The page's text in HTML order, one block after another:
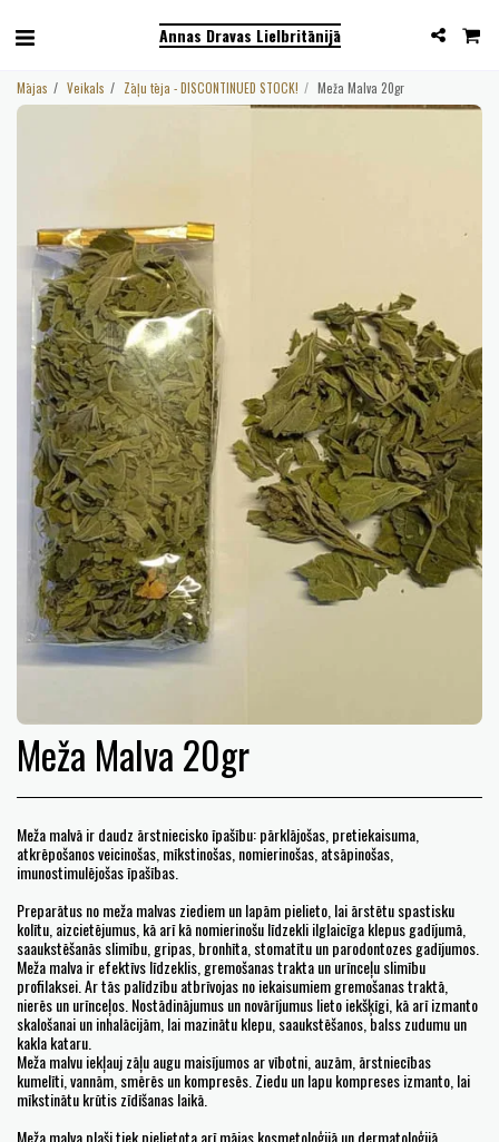
Annas Dravas Lielbritānijā
Mājas Veikals Zāļu tēja - DISCONTINUED STOCK! Meža Malva 20gr
Meža Malva 20gr
Meža malvā ir daudz ārstniecisko īpašību: pārklājošas, pretiekaisuma,
atkrēpošanos veicinošas, mīkstinošas, nomierinošas, atsāpinošas,
imunostimulējošas īpašības.
Preparātus no meža malvas ziediem un lapām pielieto, lai ārstētu spastisku
kolītu, aizcietējumus, kā arī kā nomierinošu līdzekli ilglaicīga klepus gadījumā,
saaukstēšanās slimību, gripas, bronhīta, stomatītu un parodontozes gadījumos.
Meža malva ir efektīvs līdzeklis, gremošanas trakta un urīnceļu slimību
profilaksei. Ar tās palīdzību atbrīvojas no iekaisumiem gremošanas traktā,
nierēs un urīnceļos. Nostādinājumus un novārījumus lieto iekšķīgi, kā arī izmanto
skalošanai un inhalācijām, lai mazinātu klepu, saaukstēšanos, balss zudumu un
kakla kataru.
Meža malvu iekļauj zāļu augu maisījumos ar vībotni, auzām, ārstniecības
kumelīti, vannām, smērēs un kompresēs. Ziedu un lapu kompreses izmanto, lai
mīkstinātu krūtis zīdīšanas laikā.